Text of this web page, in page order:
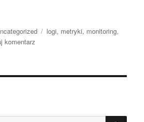
Tagi
logi, metryki, monitoring,
komentarz
(serio)